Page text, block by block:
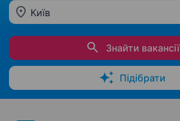
Київ
Знайти вакансії
Підібрати